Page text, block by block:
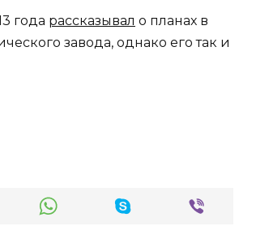
года рассказывал о планах в
завода, однако его так и